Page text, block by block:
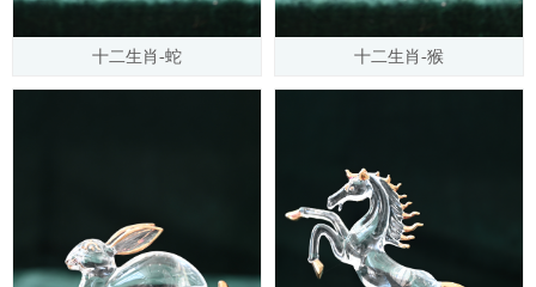
十二生肖-蛇 十二生肖-猴